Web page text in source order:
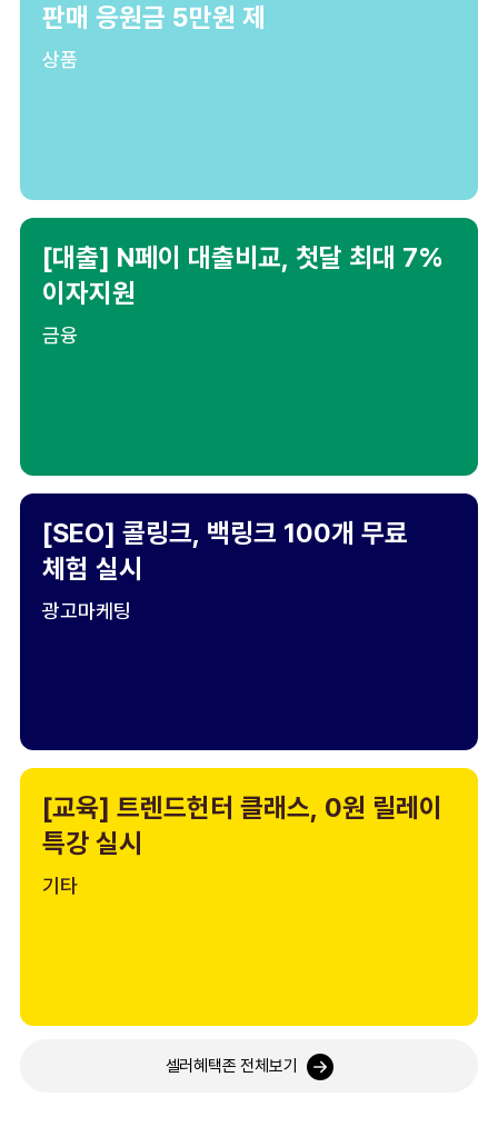
판매 응원금 5만원 제
상품
[대출] N페이 대출비교, 첫달 최대 7%
이자지원
금융
[SEO] 콜링크, 백링크 100개 무료
체험 실시
광고마케팅
[교육] 트렌드헌터 클래스, 0원 릴레이
특강 실시
기타
셀러혜택존 전체보기